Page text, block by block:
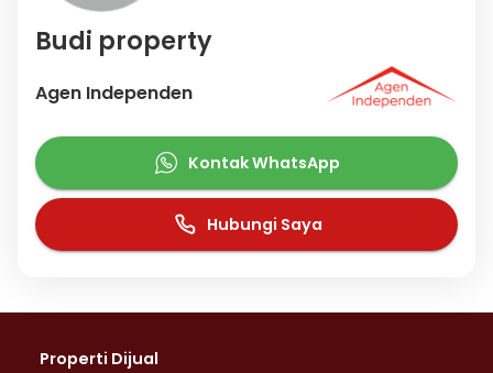
Budi property
Agen Independen
Kontak WhatsApp
Hubungi Saya
Properti Dijual